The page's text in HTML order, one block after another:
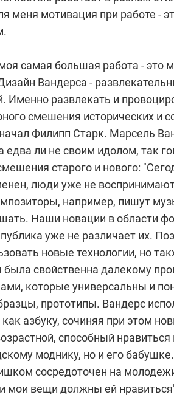
меня мотивация при работе -
самая большая работа - это
Вандерса -
Именно развлекать и
смешения исторических и
Филипп Старк. Марсель
едва ли не своим идолом, так
старого и нового:
люди уже не
например, пишут
Наши новации в области
уже не различает их.
новые технологии, но
была свойственна далекому
которые универсальны и
прототипы. Вандерс
азбуку, сочиняя при этом
способный нравиться
моднику, но и его
сосредоточен на
мои вещи должны ей